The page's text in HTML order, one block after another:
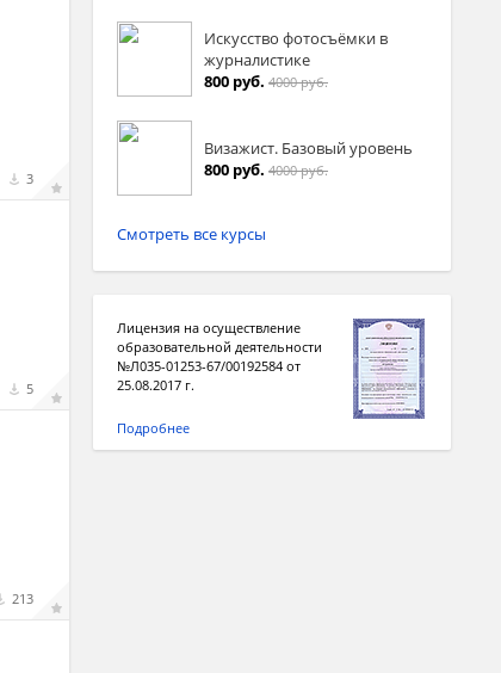
3
5
213
Искусство фотосъёмки в
журналистике
800 руб. 4000 руб.
Визажист. Базовый уровень
800 руб. 4000 руб.
Смотреть все курсы
Лицензия на осуществление
образовательной деятельности
№Л035-01253-67/00192584 от
25.08.2017 г.
Подробнее